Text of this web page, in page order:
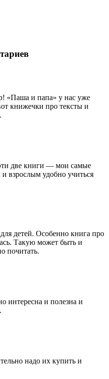
«Паша и папа» у нас уже
книжечки про тексты и
две книги — мои самые
взрослым удобно учиться
детей. Особенно книга про
Такую может быть и
почитать.
интересна и полезна и
надо их купить и